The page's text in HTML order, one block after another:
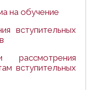
на обучение
вступительных
вступительных